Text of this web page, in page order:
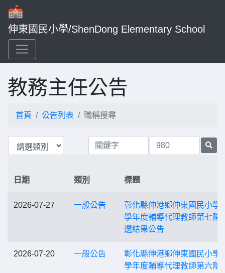
伸東國民小學/ShenDong Elementary School
教務主任公告
首頁 公告列表 職稱搜尋
日期 類別 標題
2026-07-27 一般公告
彰化縣伸港鄉伸東國民小學
學年度輔導代理教師第七階
選結果公告
2026-07-20 一般公告
彰化縣伸港鄉伸東國民小學
學年度輔導代理教師第六階